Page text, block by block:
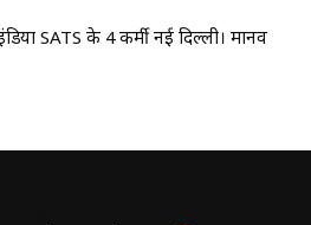
SATS के 4 कर्मी नई दिल्ली। मानव